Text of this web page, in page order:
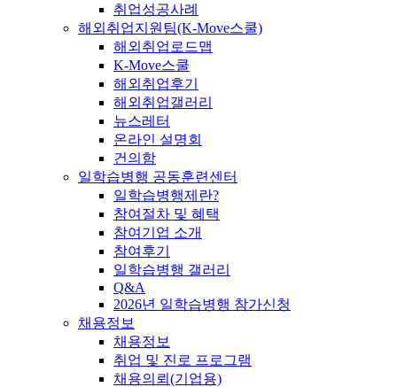
취업성공사례
해외취업지원팀(K-Move스쿨)
해외취업로드맵
K-Move스쿨
해외취업후기
해외취업갤러리
뉴스레터
온라인 설명회
건의함
일학습병행 공동훈련센터
일학습병행제란?
참여절차 및 혜택
참여기업 소개
참여후기
일학습병행 갤러리
Q&A
2026년 일학습병행 참가신청
채용정보
채용정보
취업 및 진로 프로그램
채용의뢰(기업용)